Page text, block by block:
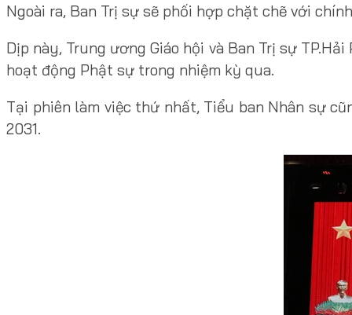
Ngoài ra, Ban Trị sự sẽ phối hợp chặt chẽ với
Dịp này, Trung ương Giáo hội và Ban Trị sự
hoạt động Phật sự trong nhiệm kỳ qua.
Tại phiên làm việc thứ nhất, Tiểu ban Nhân sự
2031.